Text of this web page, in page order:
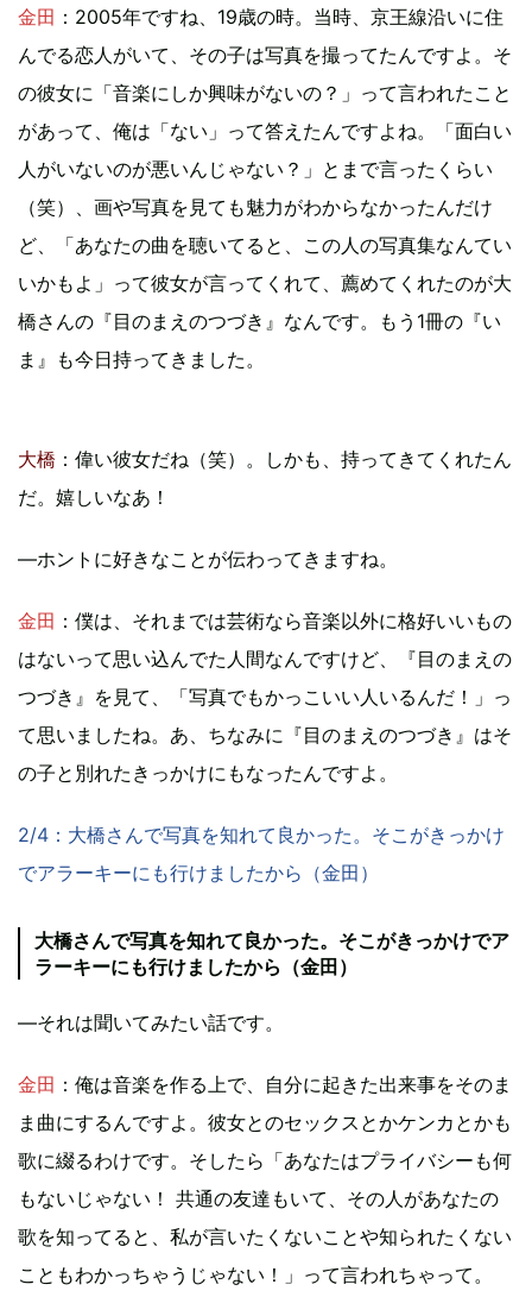
金田 ：2005年ですね、19歳の時。当時、京王線沿いに住
んでる恋人がいて、その子は写真を撮ってたんですよ。そ
の彼女に「音楽にしか興味がないの？」って言われたこと
があって、俺は「ない」って答えたんですよね。「面白い
人がいないのが悪いんじゃない？」とまで言ったくらい
（笑）、画や写真を見ても魅力がわからなかったんだけ
ど、「あなたの曲を聴いてると、この人の写真集なんてい
いかもよ」って彼女が言ってくれて、薦めてくれたのが大
橋さんの『目のまえのつづき』なんです。もう1冊の『い
ま』も今日持ってきました。
大橋 ：偉い彼女だね（笑）。しかも、持ってきてくれたん
だ。嬉しいなあ！
―ホントに好きなことが伝わってきますね。
金田 ：僕は、それまでは芸術なら音楽以外に格好いいもの
はないって思い込んでた人間なんですけど、『目のまえの
つづき』を見て、「写真でもかっこいい人いるんだ！」っ
て思いましたね。あ、ちなみに『目のまえのつづき』はそ
の子と別れたきっかけにもなったんですよ。
2/4：大橋さんで写真を知れて良かった。そこがきっかけ
でアラーキーにも行けましたから（金田）
大橋さんで写真を知れて良かった。そこがきっかけでア
ラーキーにも行けましたから（金田）
―それは聞いてみたい話です。
金田 ：俺は音楽を作る上で、自分に起きた出来事をそのま
ま曲にするんですよ。彼女とのセックスとかケンカとかも
歌に綴るわけです。そしたら「あなたはプライバシーも何
もないじゃない！ 共通の友達もいて、その人があなたの
歌を知ってると、私が言いたくないことや知られたくない
こともわかっちゃうじゃない！」って言われちゃって。